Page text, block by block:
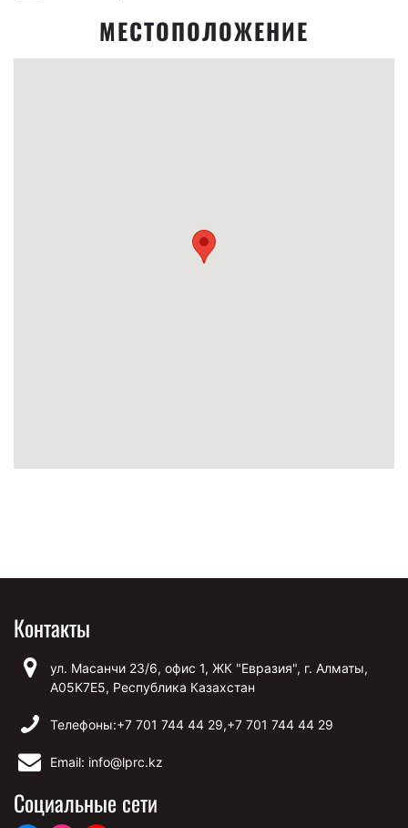
МЕСТОПОЛОЖЕНИЕ
Контакты
ул. Масанчи 23/6, офис 1, ЖК "Евразия", г. Алматы,
A05K7E5, Республика Казахстан
Телефоны:+7 701 744 44 29,+7 701 744 44 29
Email: info@lprc.kz
Социальные сети